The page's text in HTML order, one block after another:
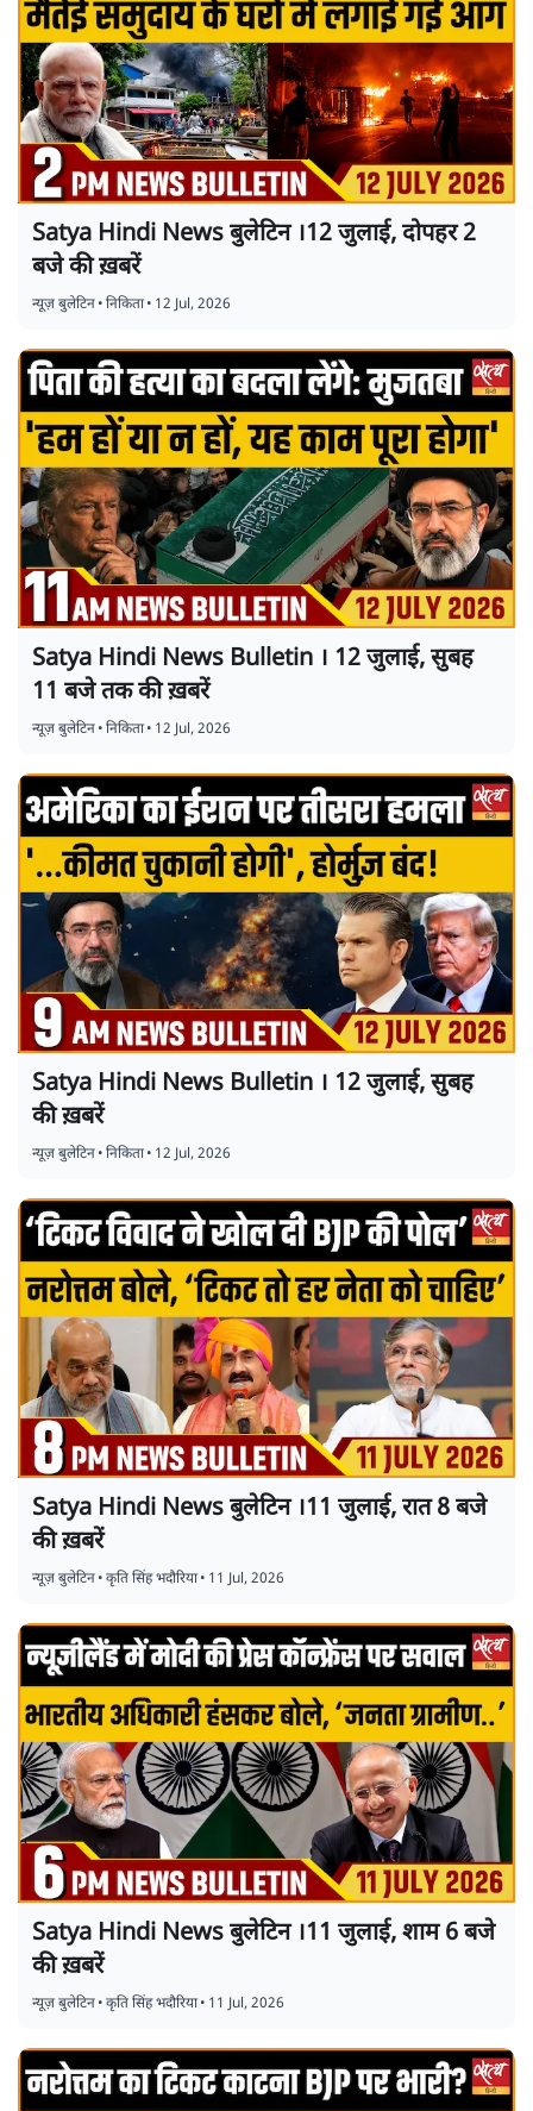
Satya Hindi News बुलेटिन ।12 जुलाई, दोपहर 2
बजे की ख़बरें
न्यूज़ बुलेटिन•निकिता• 12 Jul, 2026
Satya Hindi News Bulletin । 12 जुलाई, सुबह
11 बजे तक की ख़बरें
न्यूज़ बुलेटिन•निकिता• 12 Jul, 2026
Satya Hindi News Bulletin । 12 जुलाई, सुबह
की ख़बरें
न्यूज़ बुलेटिन•निकिता• 12 Jul, 2026
Satya Hindi News बुलेटिन ।11 जुलाई, रात 8 बजे
की ख़बरें
न्यूज़ बुलेटिन•कृति सिंह भदौरिया• 11 Jul, 2026
Satya Hindi News बुलेटिन ।11 जुलाई, शाम 6 बजे
की ख़बरें
न्यूज़ बुलेटिन•कृति सिंह भदौरिया• 11 Jul, 2026